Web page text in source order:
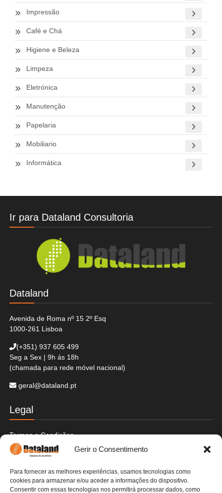
Gerir o Consentimento
Para fornecer as melhores experiências, usamos tecnologias como
cookies para armazenar e/ou aceder a informações do dispositivo.
Consentir com essas tecnologias nos permitirá processar dados, como
Impressão
Café e Chá
Higiene e Beleza
Limpeza
Eletrónica
Manutenção
Papelaria
Mobiliario
Informática
Ir para Dataland Consultoria
Dataland
Avenida de Roma nº 15 2º Esq
1000-261 Lisboa
(+351) 937 605 499
Seg a Sex | 9h ás 18h
(chamada para rede móvel nacional)
geral@dataland.pt
Legal
Termos e Condições
Politica de Cookies
Politica de Privacidade
Pagamentos Seguros
Livre de Resolução